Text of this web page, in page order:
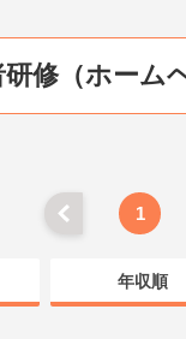
修（ホーム
1
年収順